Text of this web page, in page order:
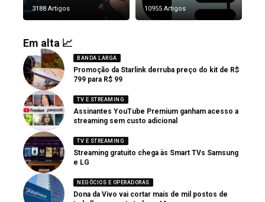
3188 Artigos 10955 Artigos
Em alta 📈
BANDA LARGA
Promoção da Starlink derruba preço do kit de R$
799 para R$ 99
TV E STREAMING
Assinantes YouTube Premium ganham acesso a
streaming sem custo adicional
TV E STREAMING
Streaming gratuito chega às Smart TVs Samsung
e LG
NEGÓCIOS E OPERADORAS
Dona da Vivo vai cortar mais de mil postos de